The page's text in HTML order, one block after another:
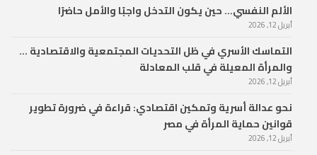
الألم النفسي… حين يكون التدخل واجبًا والأمل حاضرًا
أبريل 12, 2026
التماسك الأسري في ظل التحديات المجتمعية والاقتصادية …
والمرأة المعيلة في قلب المعادلة
أبريل 12, 2026
نحو عدالة أسرية وتمكين اقتصادي: قراءة في ضرورة تطوير
قوانين حماية المرأة في مصر
أبريل 12, 2026